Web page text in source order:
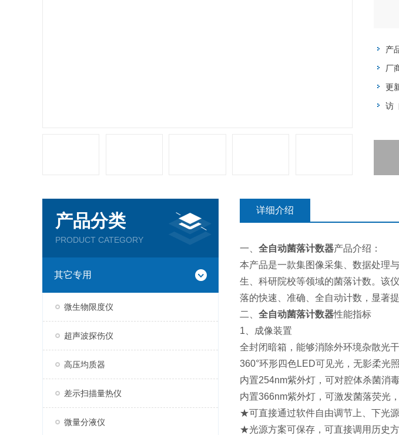
产
厂
更
访
产品分类
PRODUCT CATEGORY
其它专用
微生物限度仪
超声波探伤仪
高压均质器
差示扫描量热仪
微量分液仪
详细介绍
一、 全自动菌落计数器产品介绍：
本产品是一款集图像采集、数据处理
生、科研院校等领域的菌落计数。该
落的快速、准确、全自动计数，显著
二、 全自动菌落计数器性能指标
1、成像装置
全封闭暗箱，能够消除外环境杂散光
360°环形四色LED可见光，无影柔光
内置254nm紫外灯，可对腔体杀菌消
内置366nm紫外灯，可激发菌落荧光
★可直接通过软件自由调节上、下光
★光源方案可保存，可直接调用历史